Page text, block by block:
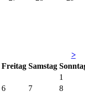
>
Freitag Samstag So
1
6 7
8